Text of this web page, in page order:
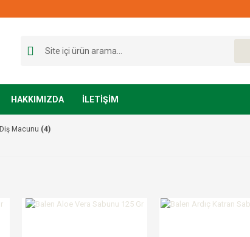
HAKKIMIZDA İLETİŞİM
Diş Macunu (4)